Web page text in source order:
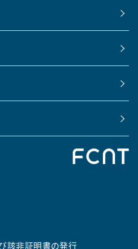
該非証明書の発行